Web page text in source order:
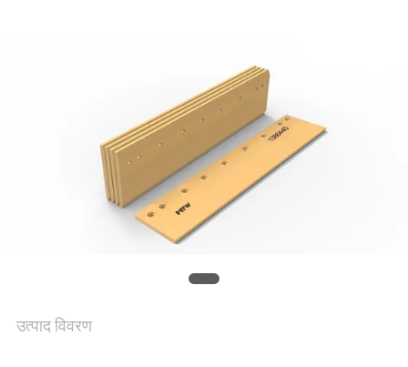
उत्पाद विवरण